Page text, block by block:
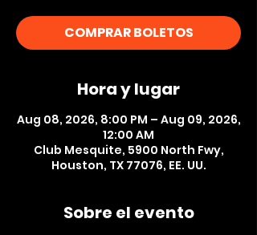
COMPRAR BOLETOS
Hora y lugar
Aug 08, 2026, 8:00 PM – Aug 09, 2026,
12:00 AM
Club Mesquite, 5900 North Fwy,
Houston, TX 77076, EE. UU.
Sobre el evento